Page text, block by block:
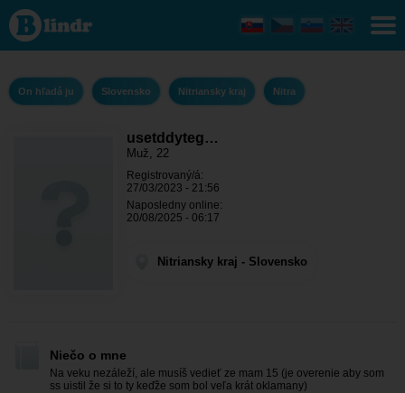
usetddytegh
- On hľadá
ju Nitriansky
kraj - Nitra
On hľadá ju Slovensko Nitriansky kraj Nitra
usetddyteg…
Muž, 22
Registrovaný/á:
27/03/2023 - 21:56
Naposledny online:
20/08/2025 - 06:17
Nitriansky kraj - Slovensko
Niečo o mne
Na veku nezáleží, ale musíš vedieť ze mam 15 (je overenie aby som
ss uistil že si to ty keďže som bol veľa krát oklamany)